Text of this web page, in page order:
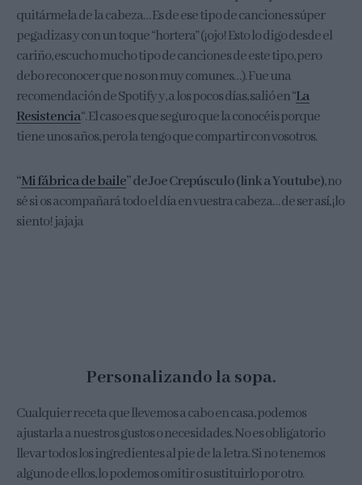
quitármela de la cabeza… Es de ese tipo de canciones súper
pegadizas y con un toque “hortera” (¡ojo! Esto lo digo desde el
cariño, escucho mucho tipo de canciones de este tipo, pero
debo reconocer que no son muy comunes…). Fue una
recomendación de Spotify y, a los pocos días, salió en “La
Resistencia“. El caso es que seguro que la conocéis porque
tiene unos años, pero la tengo que compartir con vosotros.
“Mi fábrica de baile” de Joe Crepúsculo (link a Youtube), no
sé si os acompañará todo el día en vuestra cabeza… de ser así, ¡lo
siento! jajaja
Personalizando la sopa.
Cualquier receta que llevemos a cabo en casa, podemos
ajustarla a nuestros gustos o necesidades. No es obligatorio
llevar todos los ingredientes al pie de la letra. Si no tenemos
alguno de ellos, lo podemos omitir o sustituirlo por otro.